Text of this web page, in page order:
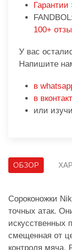
Гарантии
100+
У вас
Напишите
в
в
или
ОБЗОР
Сороконожки
точных атак.
искусственных
смещенная от
контроля мяча.